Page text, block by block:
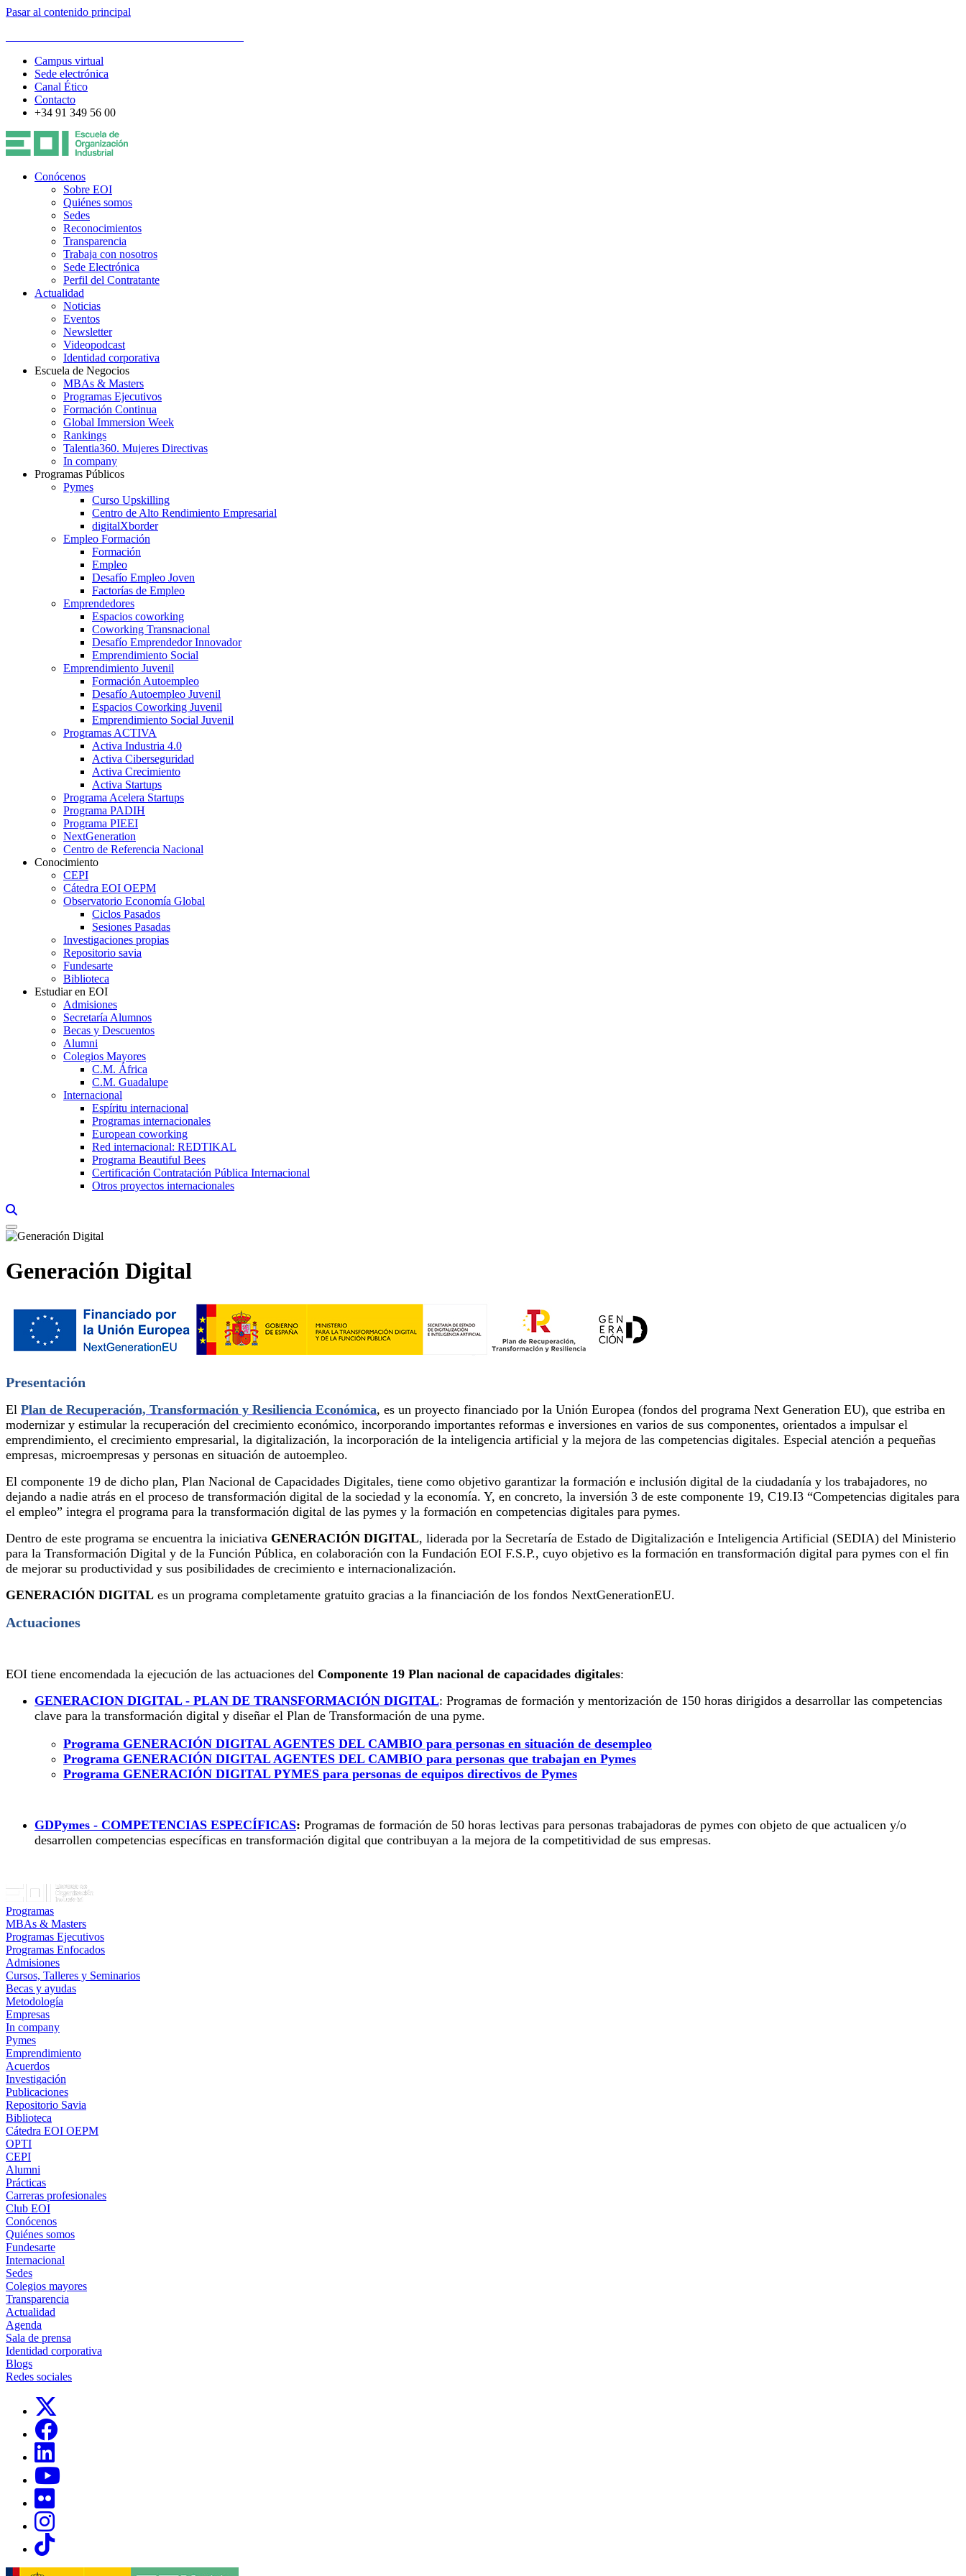
Pasar al contenido principal
Campus virtual
Sede electrónica
Canal Ético
Contacto
+34 91 349 56 00
Conócenos
Sobre EOI
Quiénes somos
Sedes
Reconocimientos
Transparencia
Trabaja con nosotros
Sede Electrónica
Perfil del Contratante
Actualidad
Noticias
Eventos
Newsletter
Videopodcast
Identidad corporativa
Escuela de Negocios
MBAs & Masters
Programas Ejecutivos
Formación Continua
Global Immersion Week
Rankings
Talentia360. Mujeres Directivas
In company
Programas Públicos
Pymes
Curso Upskilling
Centro de Alto Rendimiento Empresarial
digitalXborder
Empleo Formación
Formación
Empleo
Desafío Empleo Joven
Factorías de Empleo
Emprendedores
Espacios coworking
Coworking Transnacional
Desafío Emprendedor Innovador
Emprendimiento Social
Emprendimiento Juvenil
Formación Autoempleo
Desafío Autoempleo Juvenil
Espacios Coworking Juvenil
Emprendimiento Social Juvenil
Programas ACTIVA
Activa Industria 4.0
Activa Ciberseguridad
Activa Crecimiento
Activa Startups
Programa Acelera Startups
Programa PADIH
Programa PIEEI
NextGeneration
Centro de Referencia Nacional
Conocimiento
CEPI
Cátedra EOI OEPM
Observatorio Economía Global
Ciclos Pasados
Sesiones Pasadas
Investigaciones propias
Repositorio savia
Fundesarte
Biblioteca
Estudiar en EOI
Admisiones
Secretaría Alumnos
Becas y Descuentos
Alumni
Colegios Mayores
C.M. África
C.M. Guadalupe
Internacional
Espíritu internacional
Programas internacionales
European coworking
Red internacional: REDTIKAL
Programa Beautiful Bees
Certificación Contratación Pública Internacional
Otros proyectos internacionales
Generación Digital
Presentación
El Plan de Recuperación, Transformación y Resiliencia Económica, es un proyecto financiado por la Unión Europea (fondos del programa Next Generation EU), que estriba en
modernizar y estimular la recuperación del crecimiento económico, incorporando importantes reformas e inversiones en varios de sus componentes, orientados a impulsar el
emprendimiento, el crecimiento empresarial, la digitalización, la incorporación de la inteligencia artificial y la mejora de las competencias digitales. Especial atención a pequeñas
empresas, microempresas y personas en situación de autoempleo.
El componente 19 de dicho plan, Plan Nacional de Capacidades Digitales, tiene como objetivo garantizar la formación e inclusión digital de la ciudadanía y los trabajadores, no
dejando a nadie atrás en el proceso de transformación digital de la sociedad y la economía. Y, en concreto, la inversión 3 de este componente 19, C19.I3 “Competencias digitales para
el empleo” integra el programa para la transformación digital de las pymes y la formación en competencias digitales para pymes.
Dentro de este programa se encuentra la iniciativa GENERACIÓN DIGITAL, liderada por la Secretaría de Estado de Digitalización e Inteligencia Artificial (SEDIA) del Ministerio
para la Transformación Digital y de la Función Pública, en colaboración con la Fundación EOI F.S.P., cuyo objetivo es la formación en transformación digital para pymes con el fin
de mejorar su productividad y sus posibilidades de crecimiento e internacionalización.
GENERACIÓN DIGITAL es un programa completamente gratuito gracias a la financiación de los fondos NextGenerationEU.
Actuaciones
EOI tiene encomendada la ejecución de las actuaciones del Componente 19 Plan nacional de capacidades digitales:
GENERACION DIGITAL - PLAN DE TRANSFORMACIÓN DIGITAL: Programas de formación y mentorización de 150 horas dirigidos a desarrollar las competencias
clave para la transformación digital y diseñar el Plan de Transformación de una pyme.
Programa GENERACIÓN DIGITAL AGENTES DEL CAMBIO para personas en situación de desempleo
Programa GENERACIÓN DIGITAL AGENTES DEL CAMBIO para personas que trabajan en Pymes
Programa GENERACIÓN DIGITAL PYMES para personas de equipos directivos de Pymes
GDPymes - COMPETENCIAS ESPECÍFICAS: Programas de formación de 50 horas lectivas para personas trabajadoras de pymes con objeto de que actualicen y/o
desarrollen competencias específicas en transformación digital que contribuyan a la mejora de la competitividad de sus empresas.
Programas
MBAs & Masters
Programas Ejecutivos
Programas Enfocados
Admisiones
Cursos, Talleres y Seminarios
Becas y ayudas
Metodología
Empresas
In company
Pymes
Emprendimiento
Acuerdos
Investigación
Publicaciones
Repositorio Savia
Biblioteca
Cátedra EOI OEPM
OPTI
CEPI
Alumni
Prácticas
Carreras profesionales
Club EOI
Conócenos
Quiénes somos
Fundesarte
Internacional
Sedes
Colegios mayores
Transparencia
Actualidad
Agenda
Sala de prensa
Identidad corporativa
Blogs
Redes sociales
Links, Opens in this window
Links, Opens in this window
Links, Opens in this window
Links, Opens in this window
Links, Opens in this window